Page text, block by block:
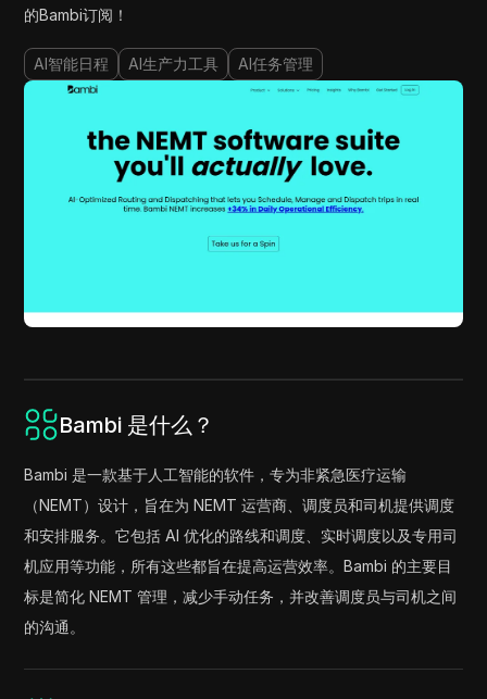
的Bambi订阅！
AI智能日程 AI生产力工具 AI任务管理
Bambi 是什么？
Bambi 是一款基于人工智能的软件，专为非紧急医疗运输
（NEMT）设计，旨在为 NEMT 运营商、调度员和司机提供调度
和安排服务。它包括 AI 优化的路线和调度、实时调度以及专用司
机应用等功能，所有这些都旨在提高运营效率。Bambi 的主要目
标是简化 NEMT 管理，减少手动任务，并改善调度员与司机之间
的沟通。